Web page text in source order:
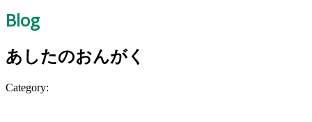
Blog
あしたのおんがく
Category: